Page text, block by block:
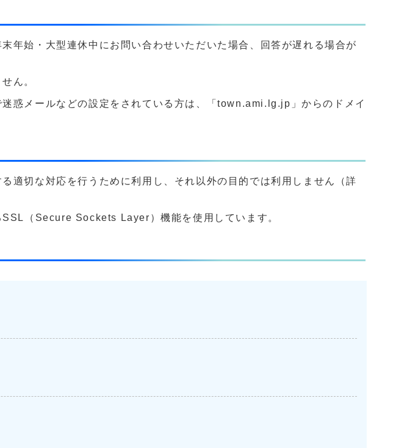
年始・大型連休中にお問い合わせいただいた場合、回答が遅れる場合が
ん。
惑メールなどの設定をされている方は、「town.ami.lg.jp」からのドメイ
適切な対応を行うために利用し、それ以外の目的では利用しません（詳
（Secure Sockets Layer）機能を使用しています。